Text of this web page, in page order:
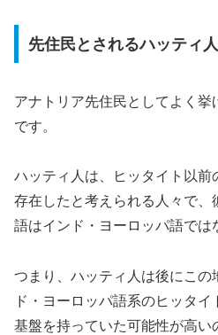
先住民とされるハッティ
アナトリア先住民としてよく挙
です。
ハッティ人は、ヒッタイト以前
存在したと考えられる人々で、
語はインド・ヨーロッパ語では
つまり、ハッティ人は後にこの
ド・ヨーロッパ語系のヒッタ
基盤を持っていた可能性が高い